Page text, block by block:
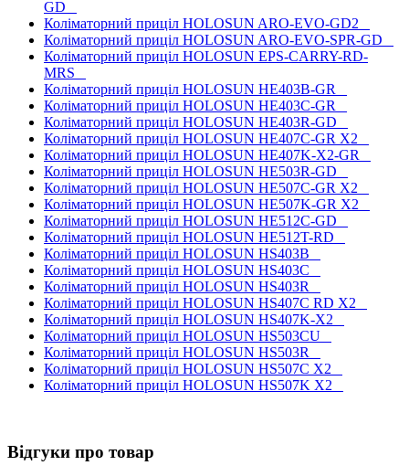
GD
Коліматорний приціл HOLOSUN ARO-EVO-GD2
Коліматорний приціл HOLOSUN ARO-EVO-SPR-GD
Коліматорний приціл HOLOSUN EPS-CARRY-RD-
MRS
Коліматорний приціл HOLOSUN HE403B-GR
Коліматорний приціл HOLOSUN HE403C-GR
Коліматорний приціл HOLOSUN HE403R-GD
Коліматорний приціл HOLOSUN HE407C-GR X2
Коліматорний приціл HOLOSUN HE407K-X2-GR
Коліматорний приціл HOLOSUN HE503R-GD
Коліматорний приціл HOLOSUN HE507C-GR X2
Коліматорний приціл HOLOSUN HE507K-GR X2
Коліматорний приціл HOLOSUN HE512C-GD
Коліматорний приціл HOLOSUN HE512T-RD
Коліматорний приціл HOLOSUN HS403B
Коліматорний приціл HOLOSUN HS403C
Коліматорний приціл HOLOSUN HS403R
Коліматорний приціл HOLOSUN HS407C RD X2
Коліматорний приціл HOLOSUN HS407K-X2
Коліматорний приціл HOLOSUN HS503CU
Коліматорний приціл HOLOSUN HS503R
Коліматорний приціл HOLOSUN HS507C X2
Коліматорний приціл HOLOSUN HS507K X2
Відгуки про товар